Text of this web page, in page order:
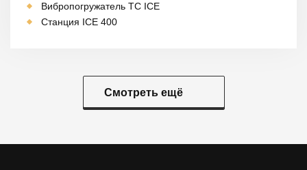
Вибропогружатель TC ICE
Станция ICE 400
Смотреть ещё